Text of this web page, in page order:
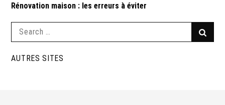
Rénovation maison : les erreurs à éviter
Search
AUTRES SITES